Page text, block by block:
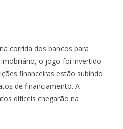
corrida dos bancos para
o jogo foi invertido
financeiras estão subindo
de financiamento. A
difíceis chegarão na